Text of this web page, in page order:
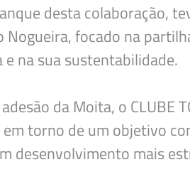
desta colaboração,
Nogueira, focado na
e na sua sustentabilidade.
da Moita, o
torno de um objetivo
desenvolvimento mais